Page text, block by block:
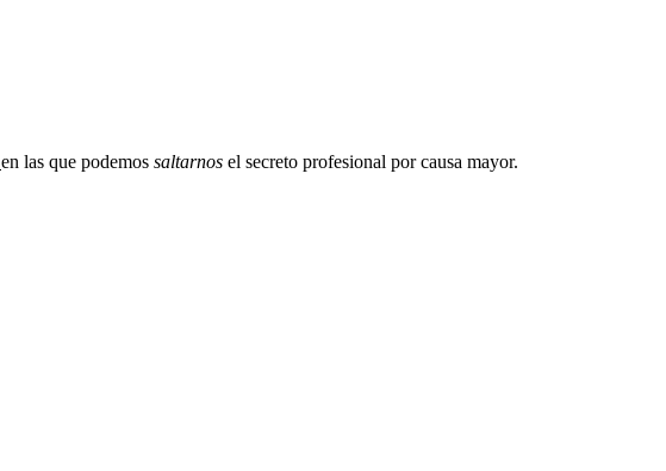
en las que podemos saltarnos el secreto profesional por causa mayor.